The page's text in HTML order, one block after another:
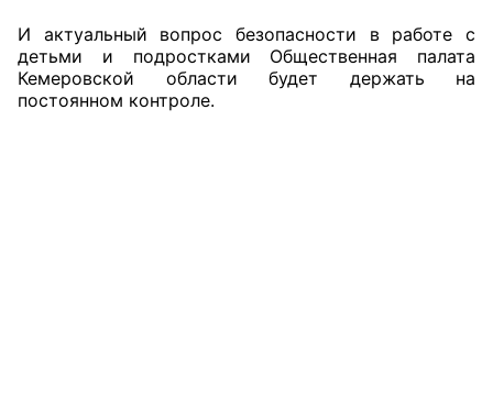
И актуальный вопрос безопасности в работе с
детьми и подростками Общественная палата
Кемеровской области будет держать на
постоянном контроле.